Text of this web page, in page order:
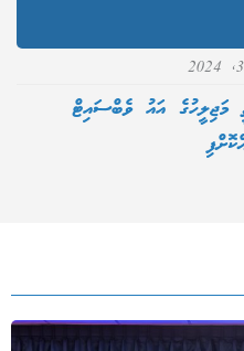
އައު ވެބްސައިޓް